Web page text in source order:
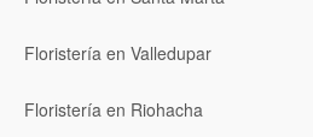
Floristería en Valledupar
Floristería en Riohacha